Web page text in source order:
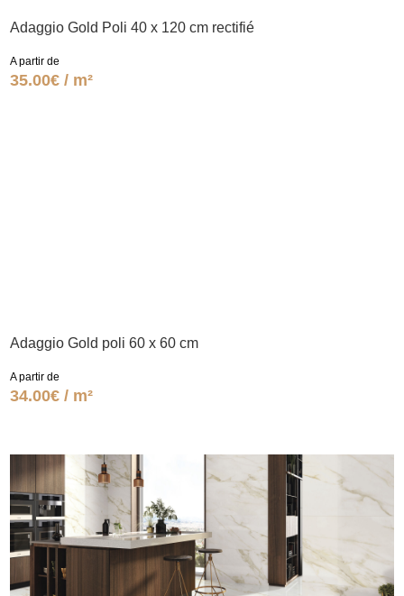
Adaggio Gold Poli 40 x 120 cm rectifié
A partir de
35.00€ / m²
Adaggio Gold poli 60 x 60 cm
A partir de
34.00€ / m²